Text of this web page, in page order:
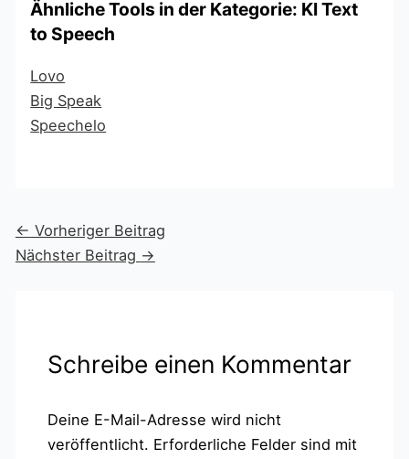
Ähnliche Tools in der Kategorie: KI Text
to Speech
Lovo
Big Speak
Speechelo
← Vorheriger Beitrag
Nächster Beitrag →
Schreibe einen Kommentar
Deine E-Mail-Adresse wird nicht
veröffentlicht. Erforderliche Felder sind mit